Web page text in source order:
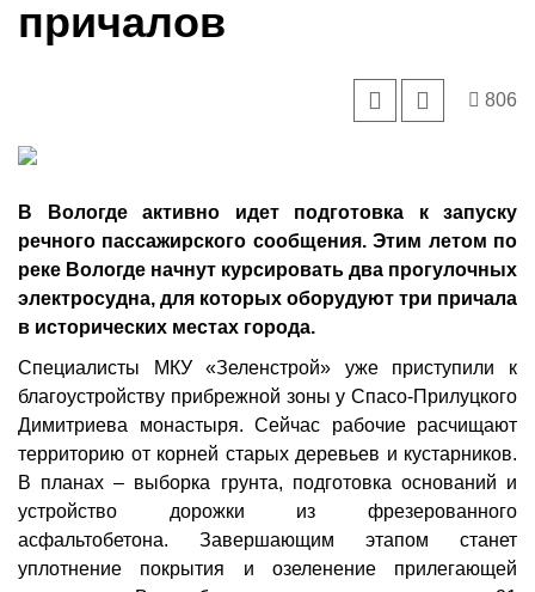
причалов
806
В Вологде активно идет подготовка к запуску
речного пассажирского сообщения. Этим летом по
реке Вологде начнут курсировать два прогулочных
электросудна, для которых оборудуют три причала
в исторических местах города.
Специалисты МКУ «Зеленстрой» уже приступили к
благоустройству прибрежной зоны у Спасо-Прилуцкого
Димитриева монастыря. Сейчас рабочие расчищают
территорию от корней старых деревьев и кустарников.
В планах – выборка грунта, подготовка оснований и
устройство дорожки из фрезерованного
асфальтобетона. Завершающим этапом станет
уплотнение покрытия и озеленение прилегающей